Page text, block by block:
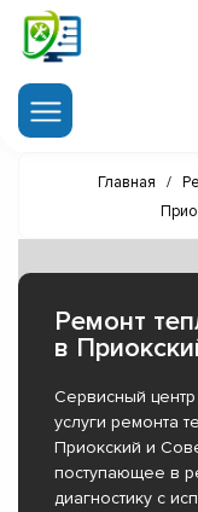
Главная /
Ремонт
в
Сервисный
услуги ремонта
Приокский и
поступающее в
диагностику с